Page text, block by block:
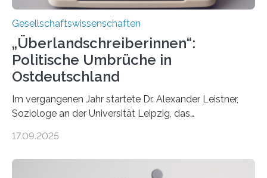
Gesellschaftswissenschaften
„Überlandschreiberinnen“:
Politische Umbrüche in
Ostdeutschland
Im vergangenen Jahr startete Dr. Alexander Leistner,
Soziologe an der Universität Leipzig, das
across the Country“. Nun ist das „Projektbuch“
Schriftstellerinnen Manja Präkels, Tina Pruschmann und
17.09.2025